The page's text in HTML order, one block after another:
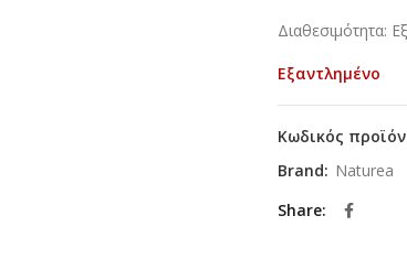
was:
5,10€.
Διαθεσιμότητα:
Εξαντλημένο
Κωδικός
Brand: Naturea
Share